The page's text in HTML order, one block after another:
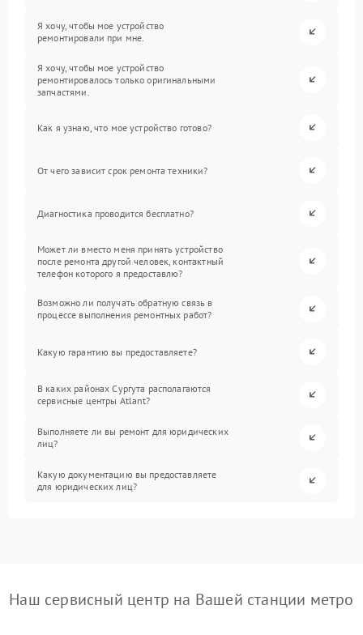
Я хочу, чтобы мое устройство
ремонтировали при мне.
Я хочу, чтобы мое устройство
ремонтировалось только оригинальными
запчастями.
Как я узнаю, что мое устройство готово?
От чего зависит срок ремонта техники?
Диагностика проводится бесплатно?
Может ли вместо меня принять устройство
после ремонта другой человек, контактный
телефон которого я предоставлю?
Возможно ли получать обратную связь в
процессе выполнения ремонтных работ?
Какую гарантию вы предоставляете?
В каких районах Сургута располагаются
сервисные центры Atlant?
Выполняете ли вы ремонт для юридических
лиц?
Какую документацию вы предоставляете
для юридических лиц?
Наш сервисный центр на Вашей станции метро